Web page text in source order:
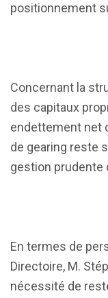
positionnement
Concernant la
des capitaux
endettement net
de gearing reste
gestion prudente
En termes de
Directoire, M.
nécessité de